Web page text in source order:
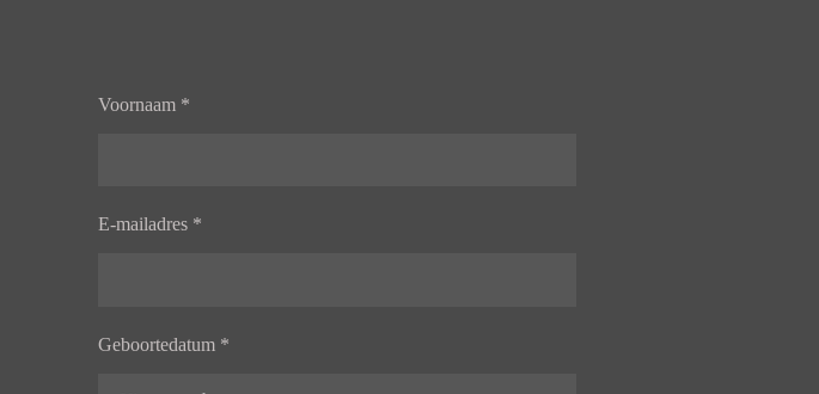
Voornaam *
E-mailadres *
Geboortedatum *